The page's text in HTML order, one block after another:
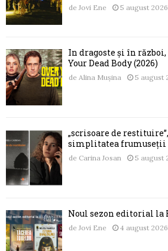
de Jovi Ene 5 august 2026
În dragoste și în
Your Dead Body (2026)
de Alina Mușina 5 august
„scrisoare de
simplitatea
de Carina Josan 5 august
Noul sezon editorial
de Jovi Ene 4 august 2026